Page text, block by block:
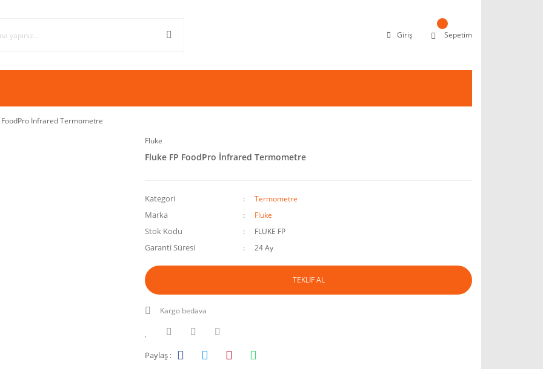
Giriş Sepetim
FoodPro İnfrared Termometre
Fluke
Fluke FP FoodPro İnfrared Termometre
Kategori Termometre
Marka Fluke
Stok Kodu FLUKE FP
Garanti Süresi 24 Ay
TEKLİF AL
Kargo bedava
Paylaş :